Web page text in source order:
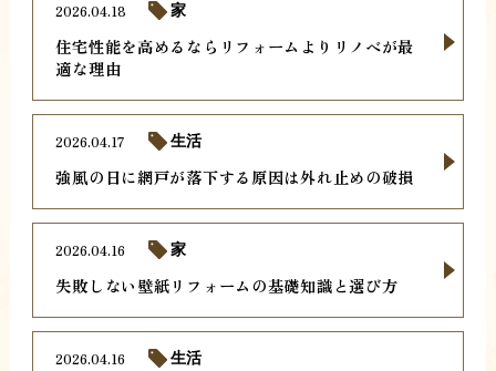
住宅性能を高めるならリフォームよりリノベが最
適な理由
2026.04.18 家
強風の日に網戸が落下する原因は外れ止めの破損
2026.04.17 生活
失敗しない壁紙リフォームの基礎知識と選び方
2026.04.16 家
2026.04.16 生活